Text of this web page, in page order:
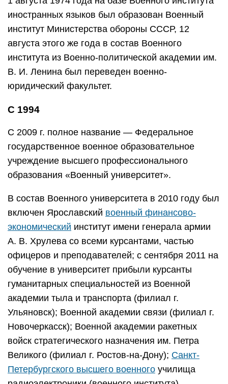
иностранных языков был образован Военный
институт Министерства обороны СССР, 12
августа этого же года в состав Военного
института из Военно-политической академии им.
В. И. Ленина был переведен военно-
юридический факультет.
С 1994
С 2009 г. полное название — Федеральное
государственное военное образовательное
учреждение высшего профессионального
образования «Военный университет».
В состав Военного университета в 2010 году был
включен Ярославский военный финансово-
экономический институт имени генерала армии
А. В. Хрулева со всеми курсантами, частью
офицеров и преподавателей; с сентября 2011 на
обучение в университет прибыли курсанты
гуманитарных специальностей из Военной
академии тыла и транспорта (филиал г.
Ульяновск); Военной академии связи (филиал г.
Новочеркасск); Военной академии ракетных
войск стратегического назначения им. Петра
Великого (филиал г. Ростов-на-Дону); Санкт-
Петербургского высшего военного училища